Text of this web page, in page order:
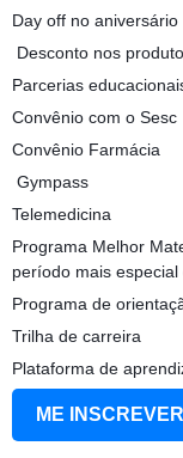
Day off no aniversário
Desconto nos
Parcerias
Convênio com o Sesc
Convênio Farmácia
️ Gympass
Telemedicina
Programa Melhor
período mais
Programa de
Trilha de carreira
Plataforma de
ME INSCREVER